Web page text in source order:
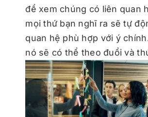
để xem chúng có liên quan
mọi thứ bạn nghĩ ra sẽ tự
quan hệ phù hợp với ý
nó sẽ có thể theo đuổi và